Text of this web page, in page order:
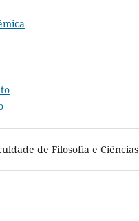
de Filosofia e Ciências